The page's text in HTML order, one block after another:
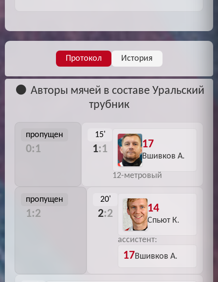
Протокол История
Авторы мячей в составе Уральский
трубник
пропущен
0:1
15'
1:1 17
Вшивков А.
12-метровый
пропущен
1:2
20'
2:2 14
Спьют К.
ассистент:
17Вшивков А.